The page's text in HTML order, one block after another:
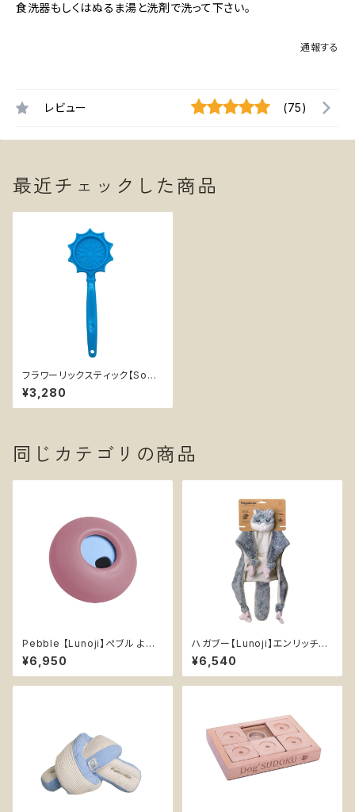
食洗器もしくはぬるま湯と洗剤で洗って下さい。
通報する
レビュー (75)
最近チェックした商品
フラワーリックスティック【Soda
Pup】手持ち インターアクティブ
知育玩具 トレーニング ソダパッ
プ Soda Pup Beehive Lick
¥3,280
同じカテゴリの商品
Pebble 【Lunoji】ぺブル より
楽しい食事タイム 知育玩具 エ
ンリッチメント 早食い防止
¥6,950
ハガブー【Lunoji】エンリッチメ
ント ぬいぐるみ 犬 知育 おやつ
入れ可能 ムササビ ノーズワーク
¥6,540